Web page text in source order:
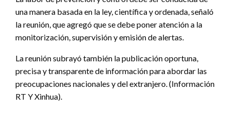
una manera basada en la ley, científica y ordenada, señaló
la reunión, que agregó que se debe poner atención a la
monitorización, supervisión y emisión de alertas.
La reunión subrayó también la publicación oportuna,
precisa y transparente de información para abordar las
preocupaciones nacionales y del extranjero. (Información
RT Y Xinhua).